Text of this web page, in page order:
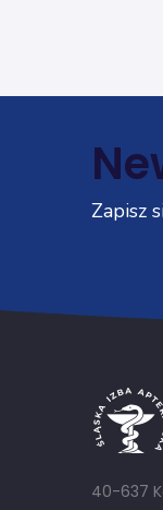
Zapisz
40-637